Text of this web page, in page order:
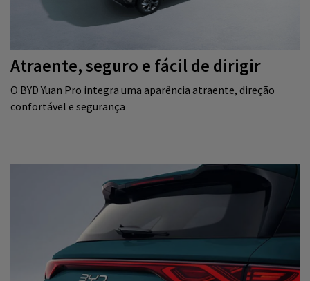
Atraente, seguro e fácil de dirigir
O BYD Yuan Pro integra uma aparência atraente, direção
confortável e segurança